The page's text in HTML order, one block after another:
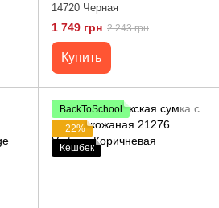
14720 Черная
1 749 грн 2 243 грн
Купить
BackToSchool
−22%
Кешбек